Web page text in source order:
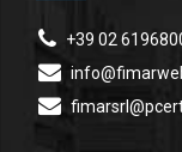
+39 02